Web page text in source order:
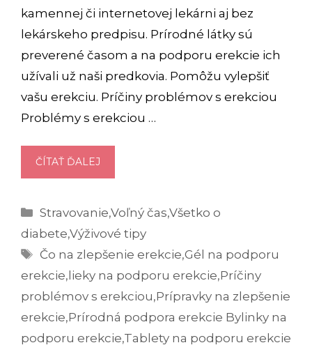
kamennej či internetovej lekárni aj bez
lekárskeho predpisu. Prírodné látky sú
preverené časom a na podporu erekcie ich
užívali už naši predkovia. Pomôžu vylepšiť
vašu erekciu. Príčiny problémov s erekciou
Problémy s erekciou …
ČÍTAŤ ĎALEJ
PODPORA
VYSKÚŠAJTE
NAŠE
TIPY
Kategórie
Stravovanie,Voľný čas,Všetko o
diabete,Výživové tipy
Značky
Čo na zlepšenie erekcie,Gél na podporu
erekcie, lieky na podporu erekcie,Príčiny
problémov s erekciou,Prípravky na zlepšenie
erekcie,Prírodná podpora erekcie Bylinky na
podporu erekcie,Tablety na podporu erekcie